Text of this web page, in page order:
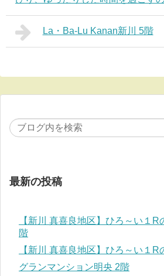
La・Ba-Lu Kanan新川 5階
最新の投稿
【新川 真喜良地区】ひろ～い１
階
【新川 真喜良地区】ひろ～い１
グランマンション明央 2階